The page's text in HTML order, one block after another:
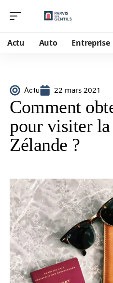
Actu Auto Entreprise
Actu 22 mars 2021
Comment
pour visiter
Zélande ?